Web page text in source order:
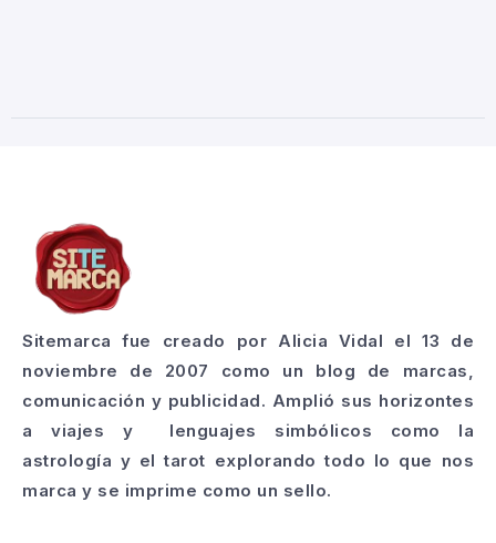
Sitemarca fue creado por Alicia Vidal el 13 de
noviembre de 2007 como un blog de marcas,
comunicación y publicidad. Amplió sus horizontes
a viajes y lenguajes simbólicos como la
astrología y el tarot explorando todo lo que nos
marca y se imprime como un sello.